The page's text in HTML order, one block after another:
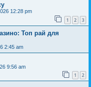
12:28 pm
1 2 3
Топ рай для
2:45 am
9:56 am
1 2